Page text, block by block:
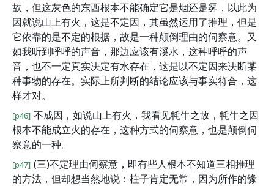
故，但这灰色的东西根本不能确定它是烟还是雾，以此为
因就说山上有火，这是不定因，其虽然运用了推理，但是
它依靠的是不定的根据，故是一种颠倒理由的伺察意。又
如我听到呼呼的声音，那边应该有溪水，这种呼呼的声
音，也不一定真实决定有水存在，这是以不定因来决断某
种事物的存在。实际上所判断的结论应该与事实符合，这
样才对。
[p46] 不成因，如说山上有火，我看见牦牛之故，牦牛之因
根本不能成立火的存在，这种方式的伺察意，也是颠倒伺
察意的一种。
[p47] (三)不定理由伺察意，即有些人根本不知道三相推理
的方法，但却想当然地说：柱子肯定无常，因为所作的缘